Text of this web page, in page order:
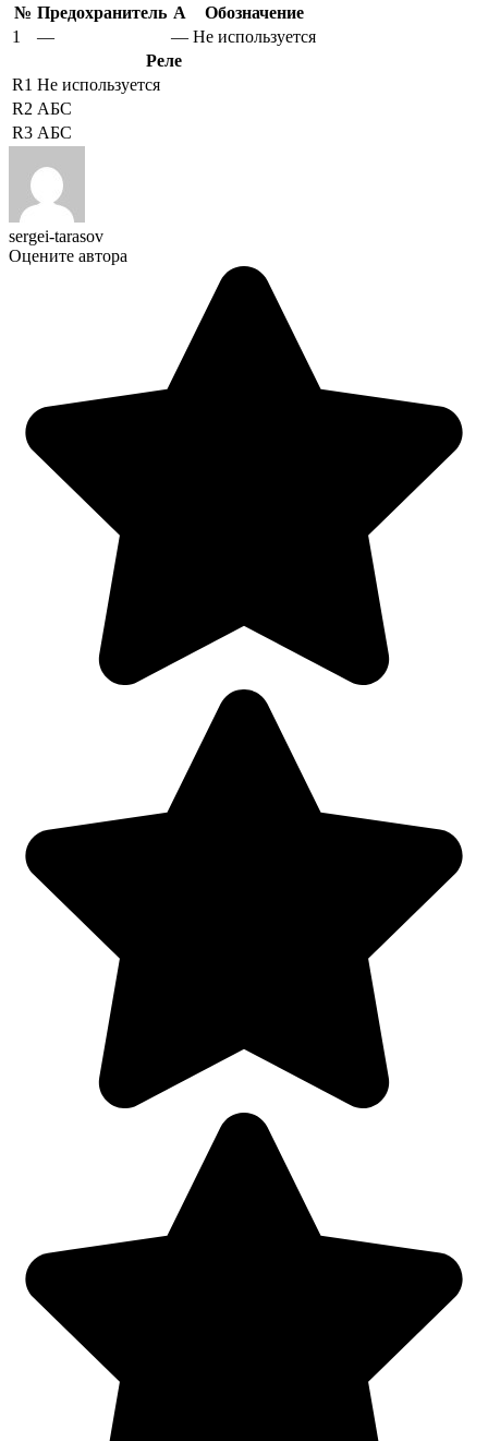
№ Предохранитель А
Обозначение
1
— — Не используется
Реле
R1 Не используется
R2 АБС
R3 АБС
sergei-tarasov
Оцените автора